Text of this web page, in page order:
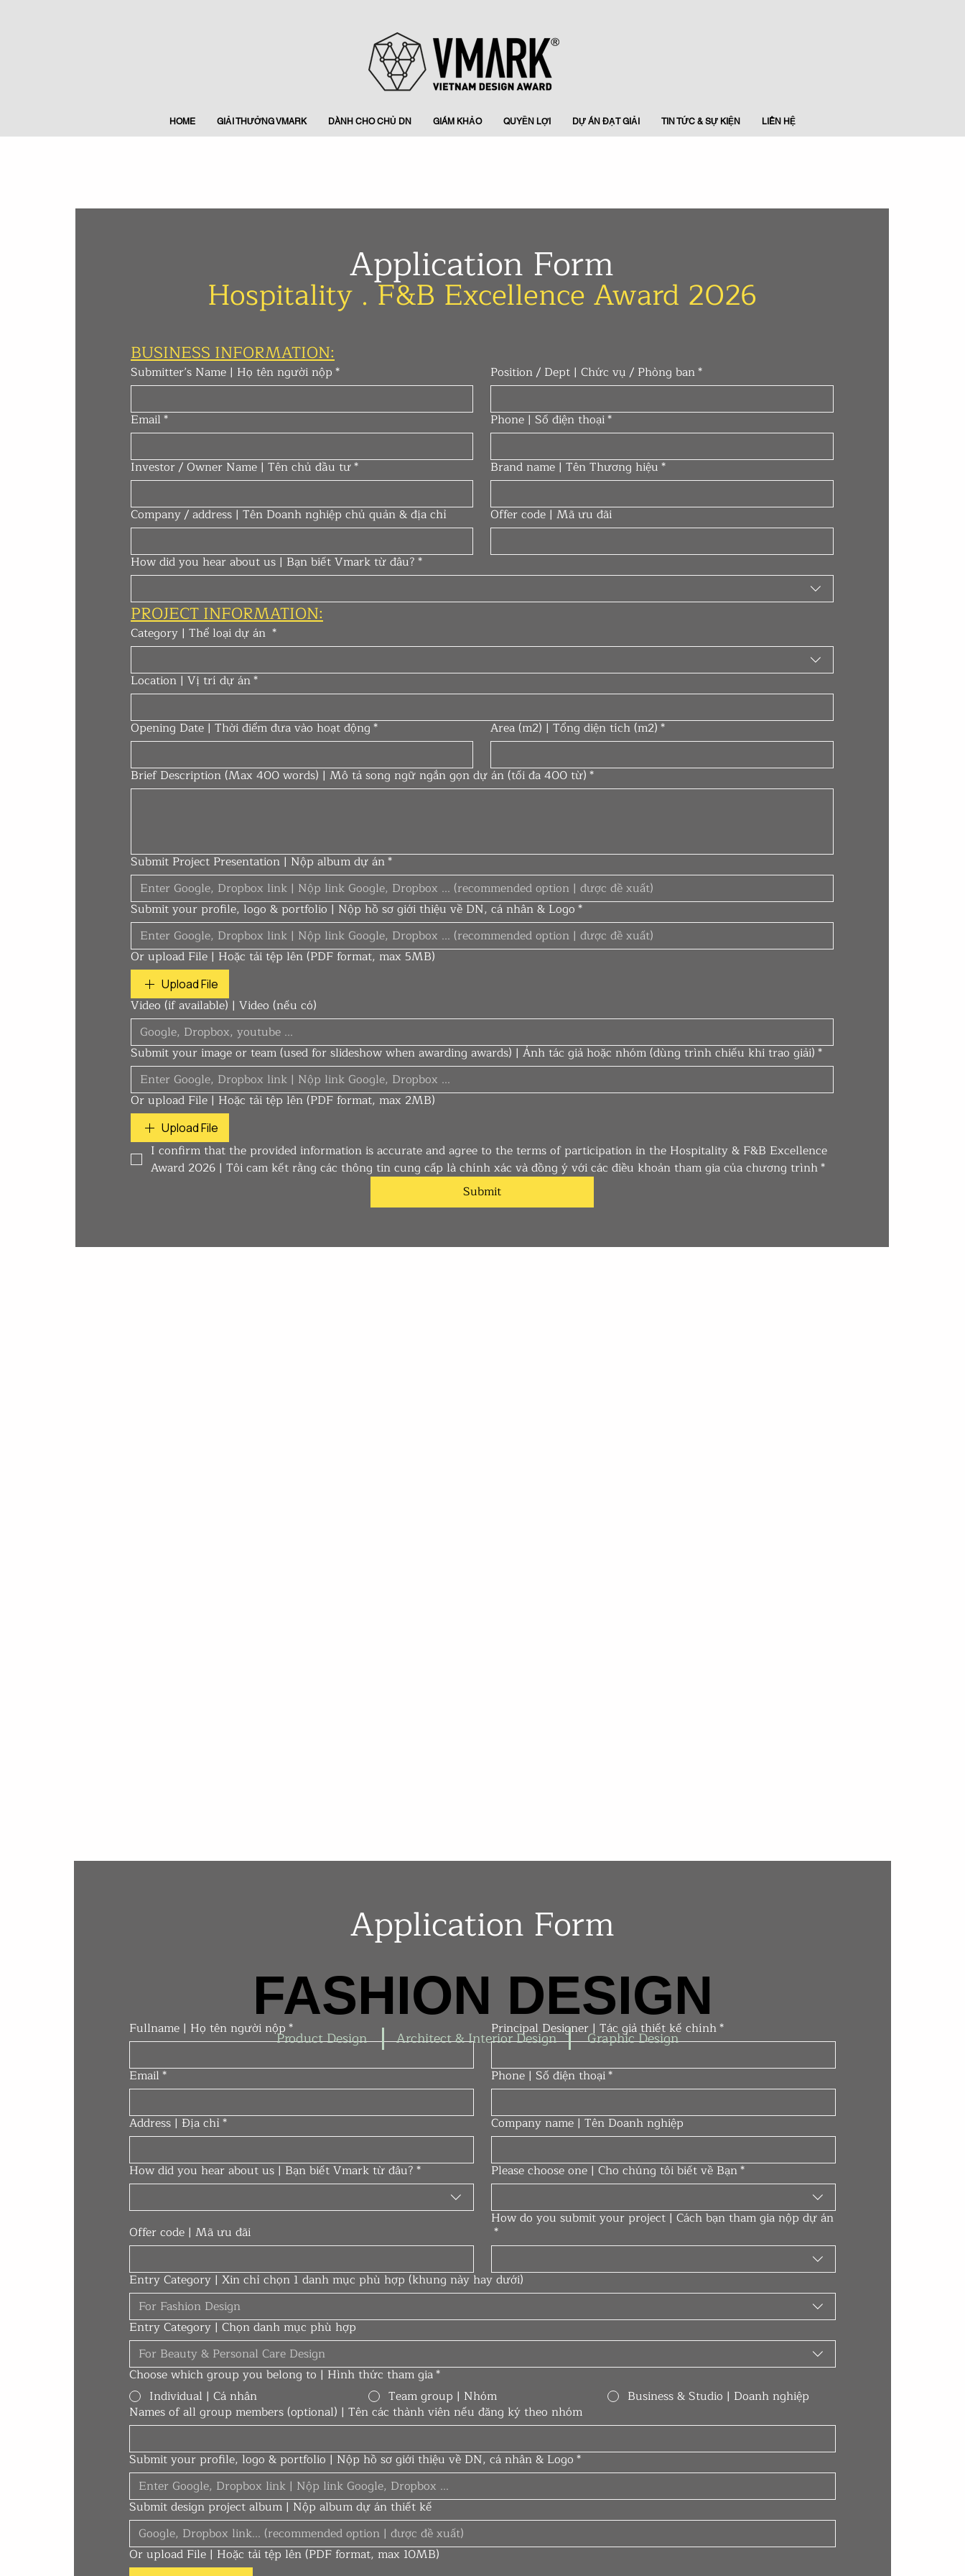
HOME GIẢI THƯỞNG VMARK DÀNH CHO CHỦ DN GIÁM KHẢO QUYỀN LỢI DỰ ÁN ĐẠT GIẢI TIN TỨC & SỰ KIỆN LIÊN HỆ
Application Form
Hospitality . F&B Excellence Award 2026
BUSINESS INFORMATION:
Submitter’s Name | Họ tên người nộp* Position / Dept | Chức vụ / Phòng ban*
Email* Phone | Số điện thoại*
Investor / Owner Name | Tên chủ đầu tư* Brand name | Tên Thương hiệu *
Company / address | Tên Doanh nghiệp chủ quản & địa chỉ Offer code | Mã ưu đãi
How did you hear about us | Bạn biết Vmark từ đâu?*
PROJECT INFORMATION:
Category | Thể loại dự án *
Location | Vị trí dự án*
Opening Date | Thời điểm đưa vào hoạt động* Area (m2) | Tổng diện tích (m2) *
Brief Description (Max 400 words) | Mô tả song ngữ ngắn gọn dự án (tối đa 400 từ)*
Submit Project Presentation | Nộp album dự án*
Submit your profile, logo & portfolio | Nộp hồ sơ giới thiệu về DN, cá nhân & Logo*
Or upload File | Hoặc tải tệp lên (PDF format, max 5MB)
Upload File
Video (if available) | Video (nếu có)
Submit your image or team (used for slideshow when awarding awards) | Ảnh tác giả hoặc nhóm (dùng trình chiếu khi trao giải)*
Or upload File | Hoặc tải tệp lên (PDF format, max 2MB)
Upload File
I confirm that the provided information is accurate and agree to the terms of participation in the Hospitality & F&B Excellence
Award 2026 | Tôi cam kết rằng các thông tin cung cấp là chính xác và đồng ý với các điều khoản tham gia của chương trình*
Submit
Application Form
Fullname | Họ tên người nộp* Principal Designer | Tác giả thiết kế chính*
Email* Phone | Số điện thoại*
Address | Địa chỉ* Company name | Tên Doanh nghiệp
How did you hear about us | Bạn biết Vmark từ đâu?* Please choose one | Cho chúng tôi biết về Bạn*
Offer code | Mã ưu đãi
How do you submit your project | Cách bạn tham gia nộp dự án
*
Entry Category | Xin chỉ chọn 1 danh mục phù hợp (khung này hay dưới)
For Fashion Design
Entry Category | Chọn danh mục phù hợp
For Beauty & Personal Care Design
Choose which group you belong to | Hình thức tham gia*
Individual | Cá nhân
Team group | Nhóm
Business & Studio | Doanh nghiệp
Names of all group members (optional) | Tên các thành viên nếu đăng ký theo nhóm
Submit your profile, logo & portfolio | Nộp hồ sơ giới thiệu về DN, cá nhân & Logo*
Submit design project album | Nộp album dự án thiết kế
Or upload File | Hoặc tải tệp lên (PDF format, max 10MB)
FASHION DESIGN
FASHION DESIGN
Product Design Architect & Interior Design Graphic Design